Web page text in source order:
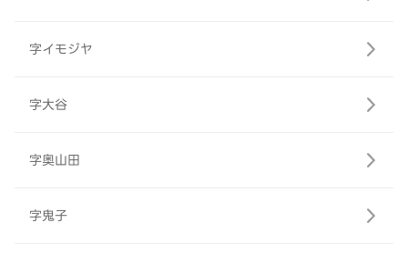
字イモジヤ
字大谷
字奥山田
字鬼子